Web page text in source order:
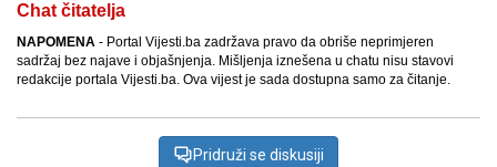
Chat čitatelja
NAPOMENA - Portal Vijesti.ba zadržava pravo da obriše neprimjeren
sadržaj bez najave i objašnjenja. Mišljenja iznešena u chatu nisu stavovi
redakcije portala Vijesti.ba. Ova vijest je sada dostupna samo za čitanje.
Pridruži se diskusiji